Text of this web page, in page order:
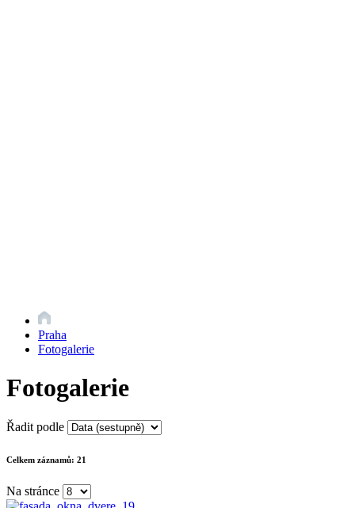
Praha
Fotogalerie
Fotogalerie
Řadit podle
Celkem záznamů: 21
Na stránce